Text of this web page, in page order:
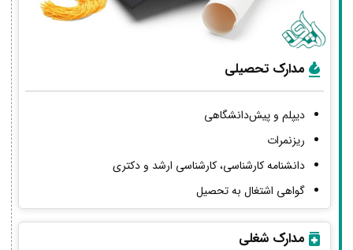
مدارک تحصیلی
دیپلم و پیش‌دانشگاهی
ریزنمرات
دانشنامه کارشناسی، کارشناسی ارشد و دکتری
گواهی اشتغال به تحصیل
مدارک شغلی